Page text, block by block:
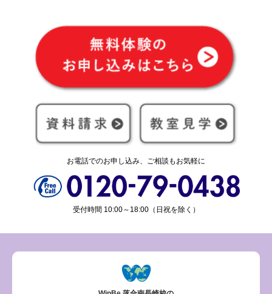
お電話でのお申し込み、ご相談もお気軽に
受付時間 10:00～18:00（日祝を除く）